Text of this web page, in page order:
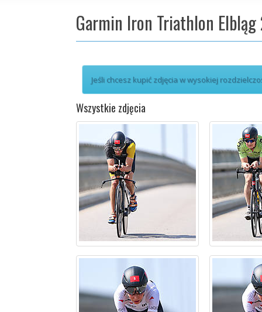
Garmin Iron Triathlon
Jeśli chcesz kupić zdjęcia w wysokiej
Wszystkie zdjęcia